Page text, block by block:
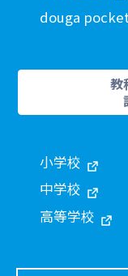
douga pocket
教
小学校
中学校
高等学校